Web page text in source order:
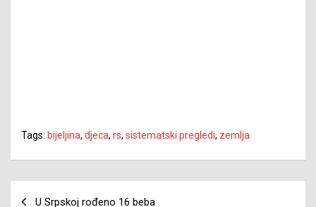
Tags: bijeljina, djeca, rs, sistematski pregledi, zemlja
U Srpskoj rođeno 16 beba